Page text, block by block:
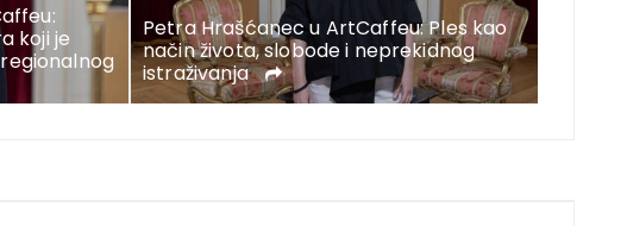
koji je
Petra Hrašćanec u ArtCaffeu: Ples kao
način života, slobode i neprekidnog
istraživanja